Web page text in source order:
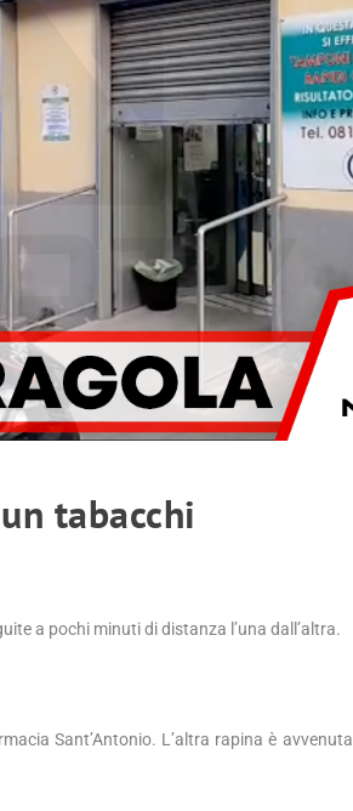
tabacchi
a pochi minuti di distanza l’una dall’altra.
Sant’Antonio. L’altra rapina è